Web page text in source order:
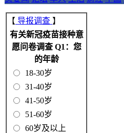
【 导报调查 】
有关新冠疫苗接种意
愿问卷调查 Q1：您
的年龄
18-30岁
31-40岁
41-50岁
51-60岁
60岁及以上